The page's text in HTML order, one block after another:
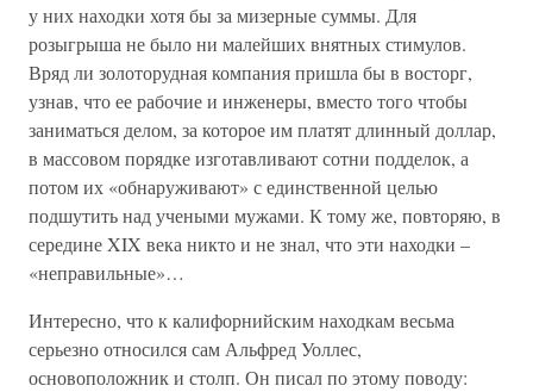
у них находки хотя бы за мизерные суммы. Для
розыгрыша не было ни малейших внятных стимулов.
Вряд ли золоторудная компания пришла бы в восторг,
узнав, что ее рабочие и инженеры, вместо того чтобы
заниматься делом, за которое им платят длинный доллар,
в массовом порядке изготавливают сотни подделок, а
потом их «обнаруживают» с единственной целью
подшутить над учеными мужами. К тому же, повторяю, в
середине XIX века никто и не знал, что эти находки –
«неправильные»…
Интересно, что к калифорнийским находкам весьма
серьезно относился сам Альфред Уоллес,
основоположник и столп. Он писал по этому поводу: